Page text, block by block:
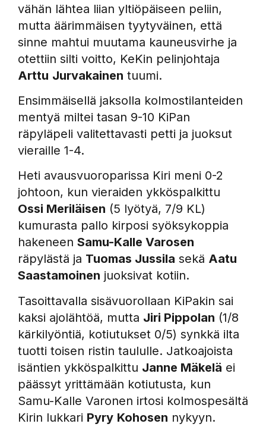
vähän lähtea liian yltiöpäiseen peliin,
mutta äärimmäisen tyytyväinen, että
sinne mahtui muutama kauneusvirhe ja
otettiin silti voitto, KeKin pelinjohtaja
Arttu Jurvakainen tuumi.
Ensimmäisellä jaksolla kolmostilanteiden
mentyä miltei tasan 9-10 KiPan
räpyläpeli valitettavasti petti ja juoksut
vieraille 1-4.
Heti avausvuoroparissa Kiri meni 0-2
johtoon, kun vieraiden ykköspalkittu
Ossi Meriläisen (5 lyötyä, 7/9 KL)
kumurasta pallo kirposi syöksykoppia
hakeneen Samu-Kalle Varosen
räpylästä ja Tuomas Jussila sekä Aatu
Saastamoinen juoksivat kotiin.
Tasoittavalla sisävuorollaan KiPakin sai
kaksi ajolähtöä, mutta Jiri Pippolan (1/8
kärkilyöntiä, kotiutukset 0/5) synkkä ilta
tuotti toisen ristin taululle. Jatkoajoista
isäntien ykköspalkittu Janne Mäkelä ei
päässyt yrittämään kotiutusta, kun
Samu-Kalle Varonen irtosi kolmospesältä
Kirin lukkari Pyry Kohosen nykyyn.